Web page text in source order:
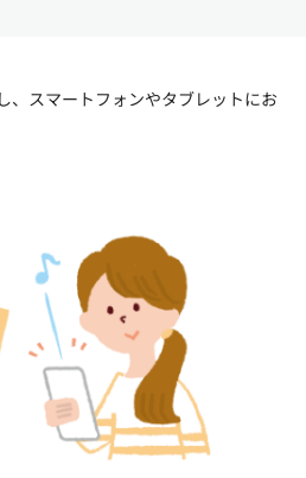
、スマートフォンやタブレットにお